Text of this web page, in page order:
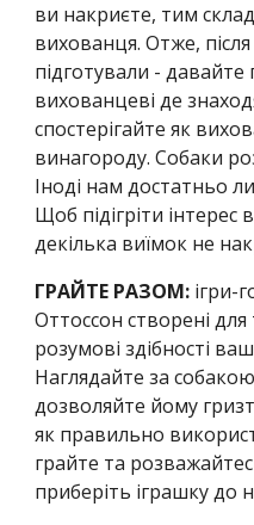
ви накриєте, тим
вихованця. Отже,
підготували -
вихованцеві де
спостерігайте як
винагороду. Собаки
Іноді нам достатньо
Щоб підігріти
декілька виїмок не
ГРАЙТЕ РАЗОМ: ігри-
Оттоссон створені
розумові здібності
Наглядайте за
дозволяйте йому
як правильно
грайте та
приберіть іграшку до